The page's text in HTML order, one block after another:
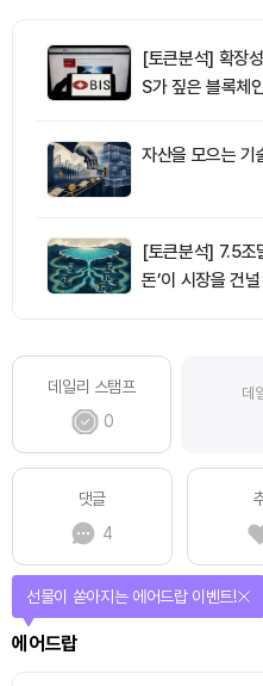
[토큰분석] 확장
S가 짚은 블록체
자산을 모으는 기
[토큰분석] 7.5조
돈’이 시장을 건
데일리 스탬프
0
데
댓글
4
에어드랍
선물이 쏟아지는 에어드랍 이벤트!